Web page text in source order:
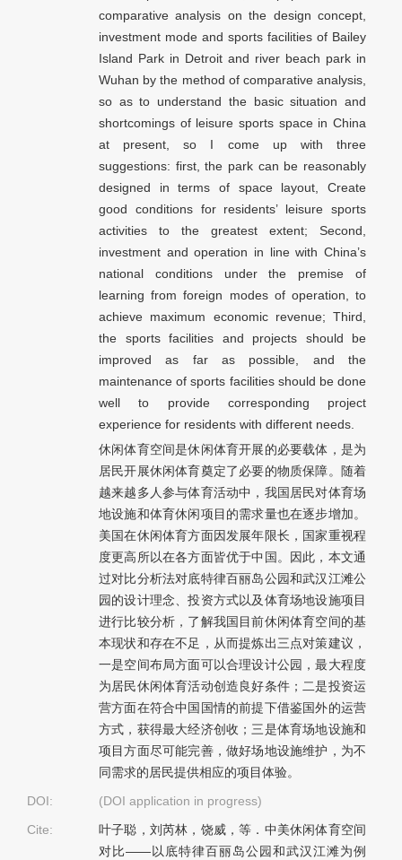
comparative analysis on the design concept,
investment mode and sports facilities of Bailey
Island Park in Detroit and river beach park in
Wuhan by the method of comparative analysis,
so as to understand the basic situation and
shortcomings of leisure sports space in China
at present, so I come up with three
suggestions: first, the park can be reasonably
designed in terms of space layout, Create
good conditions for residents’ leisure sports
activities to the greatest extent; Second,
investment and operation in line with China’s
national conditions under the premise of
learning from foreign modes of operation, to
achieve maximum economic revenue; Third,
the sports facilities and projects should be
improved as far as possible, and the
maintenance of sports facilities should be done
well to provide corresponding project
experience for residents with different needs.
休闲体育空间是休闲体育开展的必要载体，是为
居民开展休闲体育奠定了必要的物质保障。随着
越来越多人参与体育活动中，我国居民对体育场
地设施和体育休闲项目的需求量也在逐步增加。
美国在休闲体育方面因发展年限长，国家重视程
度更高所以在各方面皆优于中国。因此，本文通
过对比分析法对底特律百丽岛公园和武汉江滩公
园的设计理念、投资方式以及体育场地设施项目
进行比较分析，了解我国目前休闲体育空间的基
本现状和存在不足，从而提炼出三点对策建议，
一是空间布局方面可以合理设计公园，最大程度
为居民休闲体育活动创造良好条件；二是投资运
营方面在符合中国国情的前提下借鉴国外的运营
方式，获得最大经济创收；三是体育场地设施和
项目方面尽可能完善，做好场地设施维护，为不
同需求的居民提供相应的项目体验。
DOI:
(DOI application in progress)
Cite:
叶子聪，刘芮林，饶威，等．中美休闲体育空间
对比——以底特律百丽岛公园和武汉江滩为例